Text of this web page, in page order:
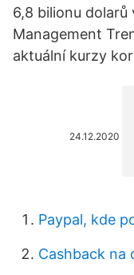
6,8 bilionu dolarů
Management
aktuální kurzy
24.12.2020
Paypal, kde
Cashback na